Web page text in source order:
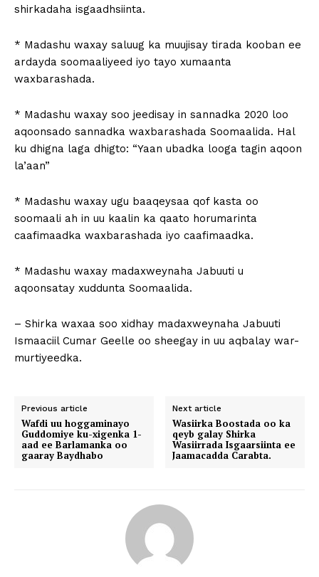
shirkadaha isgaadhsiinta.
* Madashu waxay saluug ka muujisay tirada kooban ee
ardayda soomaaliyeed iyo tayo xumaanta
waxbarashada.
* Madashu waxay soo jeedisay in sannadka 2020 loo
aqoonsado sannadka waxbarashada Soomaalida. Hal
ku dhigna laga dhigto: “Yaan ubadka looga tagin aqoon
la’aan”
* Madashu waxay ugu baaqeysaa qof kasta oo
soomaali ah in uu kaalin ka qaato horumarinta
caafimaadka waxbarashada iyo caafimaadka.
* Madashu waxay madaxweynaha Jabuuti u
aqoonsatay xuddunta Soomaalida.
– Shirka waxaa soo xidhay madaxweynaha Jabuuti
Ismaaciil Cumar Geelle oo sheegay in uu aqbalay war-
murtiyeedka.
Previous article
Wafdi uu hoggaminayo
Guddomiye ku-xigenka 1-
aad ee Barlamanka oo
gaaray Baydhabo
Next article
Wasiirka Boostada oo ka
qeyb galay Shirka
Wasiirrada Isgaarsiinta ee
Jaamacadda Carabta.